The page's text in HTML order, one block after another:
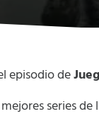
episodio de
series